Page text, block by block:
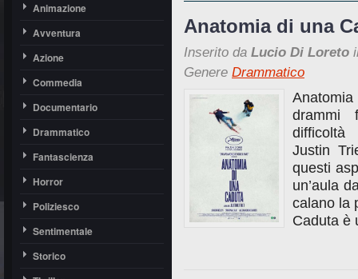
Animazione
Avventura
Azione
Commedia
Documentario
Drammatico
Fantascienza
Horror
Poliziesco
Sentimentale
Storico
Anatomia di una
Inserito da Lucio Di Loreto
Genere Drammatico
drammi
difficoltà
Justin
questi
un’aula
calano la
Caduta è